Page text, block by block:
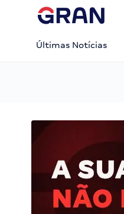
Últimas Notícias